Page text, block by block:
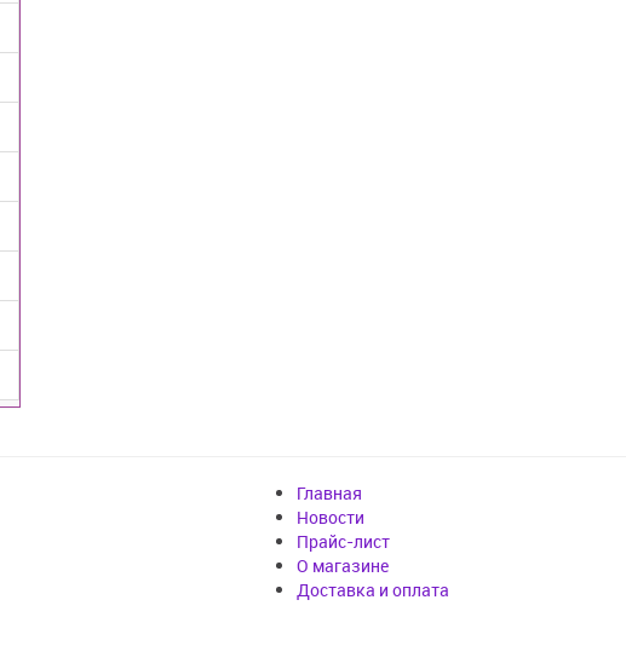
Главная
Новости
Прайс-лист
О магазине
Доставка и оплата